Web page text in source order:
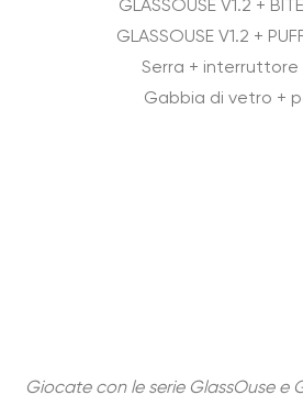
GLASSOUSE V1.2 +
GLASSOUSE V1.2 +
Serra +
Gabbia di vetro +
Giocate con le serie GlassOuse e